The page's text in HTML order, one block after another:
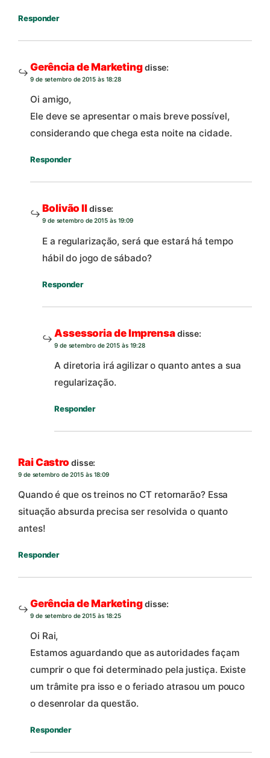
Responder
Gerência de Marketingdisse:
9 de setembro de 2015 às 18:28
Oi amigo,
Ele deve se apresentar o mais breve possível,
considerando que chega esta noite na cidade.
Responder
Bolivão IIdisse:
9 de setembro de 2015 às 19:09
E a regularização, será que estará há tempo
hábil do jogo de sábado?
Responder
Assessoria de Imprensadisse:
9 de setembro de 2015 às 19:28
A diretoria irá agilizar o quanto antes a sua
regularização.
Responder
Rai Castro disse:
9 de setembro de 2015 às 18:09
Quando é que os treinos no CT retornarão? Essa
situação absurda precisa ser resolvida o quanto
antes!
Responder
Gerência de Marketingdisse:
9 de setembro de 2015 às 18:25
Oi Rai,
Estamos aguardando que as autoridades façam
cumprir o que foi determinado pela justiça. Existe
um trâmite pra isso e o feriado atrasou um pouco
o desenrolar da questão.
Responder